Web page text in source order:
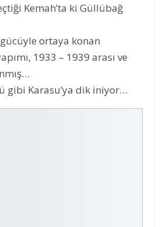
Kemah’ta ki Güllübağ
ortaya konan
1933 – 1939 arası ve
gibi Karasu’ya dik iniyor…